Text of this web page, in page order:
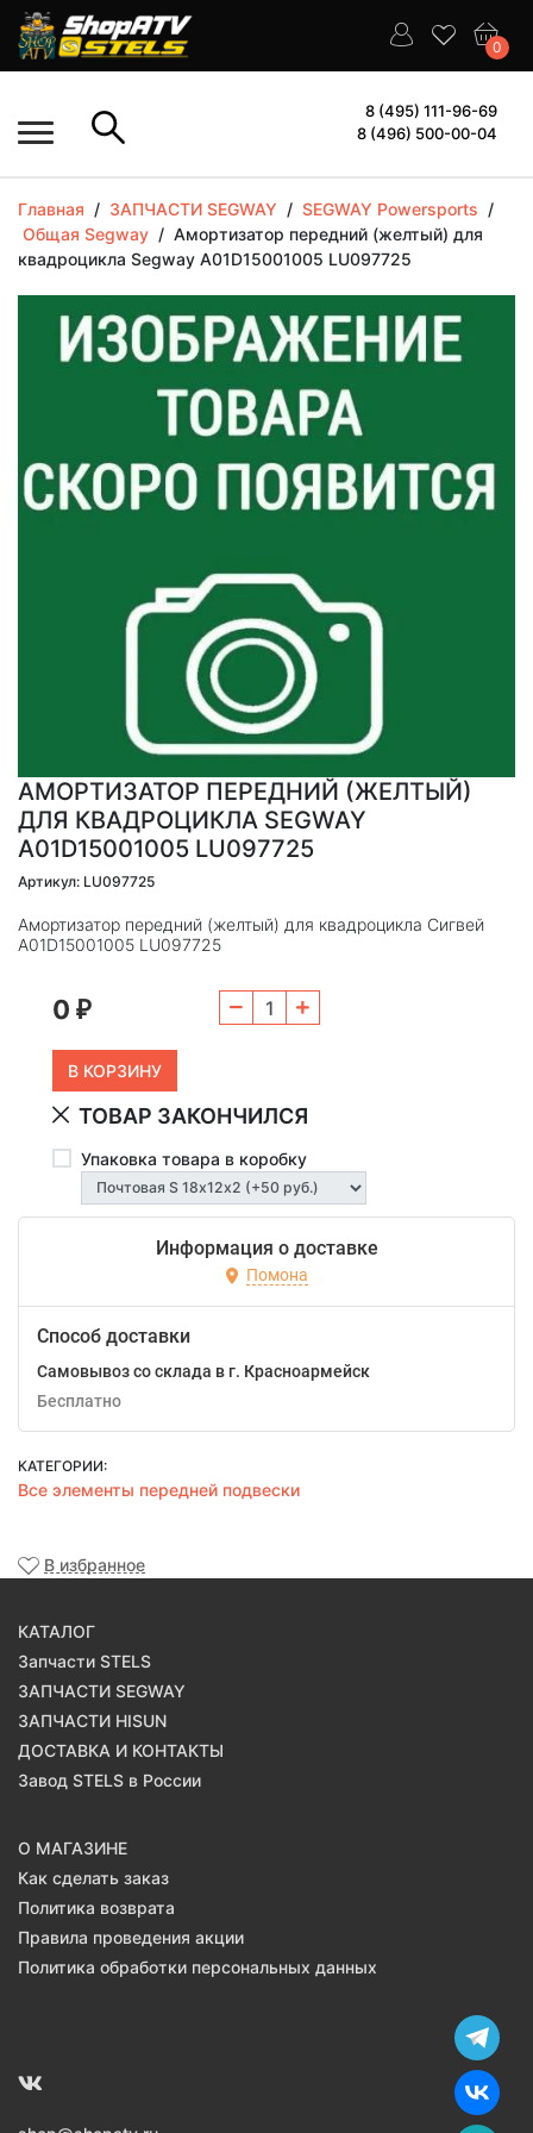
0
8 (495) 111-96-69
8 (496) 500-00-04
Главная / ЗАПЧАСТИ SEGWAY / SEGWAY Powersports /
Общая Segway / Амортизатор передний (желтый) для
квадроцикла Segway A01D15001005 LU097725
АМОРТИЗАТОР ПЕРЕДНИЙ (ЖЕЛТЫЙ)
ДЛЯ КВАДРОЦИКЛА SEGWAY
A01D15001005 LU097725
Артикул: LU097725
Амортизатор передний (желтый) для квадроцикла Сигвей
A01D15001005 LU097725
0 ₽
ТОВАР ЗАКОНЧИЛСЯ
Упаковка товара в коробку
Информация о доставке
Помона
Способ доставки
Самовывоз со склада в г. Красноармейск
Бесплатно
КАТЕГОРИИ:
Все элементы передней подвески
В избранное
КАТАЛОГ
Запчасти STELS
ЗАПЧАСТИ SEGWAY
ЗАПЧАСТИ HISUN
ДОСТАВКА И КОНТАКТЫ
Завод STELS в России
О МАГАЗИНЕ
Как сделать заказ
Политика возврата
Правила проведения акции
Политика обработки персональных данных